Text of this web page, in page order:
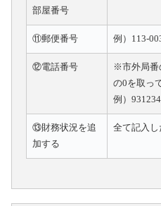
部屋番号
⑪郵便番号 例）113-
⑫電話番号
※市外局番
の0を取っ
例）
⑬財務状況を追
加する
全て記入し